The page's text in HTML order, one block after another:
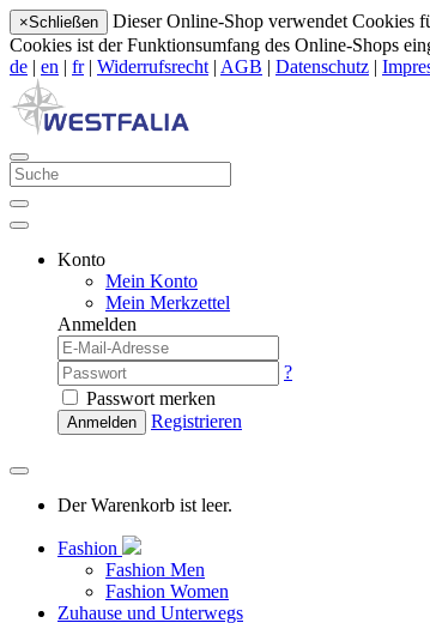
×Schließen
Dieser Online-Shop verwendet Cookies
Cookies ist der Funktionsumfang des Online-Shops
de | en | fr | Widerrufsrecht | AGB | Datenschutz |
Konto
Mein Konto
Mein Merkzettel
Anmelden
?
Passwort merken
Anmelden Registrieren
Der Warenkorb ist leer.
Fashion
Fashion Men
Fashion Women
Zuhause und Unterwegs